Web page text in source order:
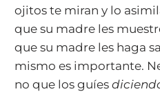
ojitos te miran y lo
que su madre les
que su madre les haga
mismo es importante.
no que los guíes